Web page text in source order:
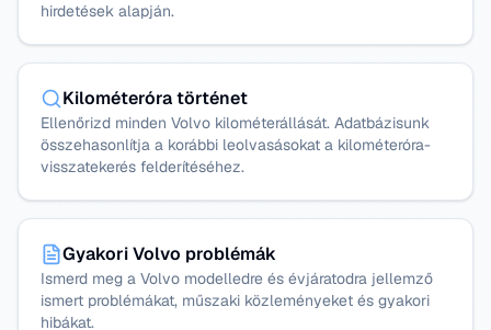
hirdetések alapján.
Kilométeróra történet
Ellenőrizd minden Volvo kilométerállását. Adatbázisunk
összehasonlítja a korábbi leolvasásokat a kilométeróra-
visszatekerés felderítéséhez.
Gyakori Volvo problémák
Ismerd meg a Volvo modelledre és évjáratodra jellemző
ismert problémákat, műszaki közleményeket és gyakori
hibákat.